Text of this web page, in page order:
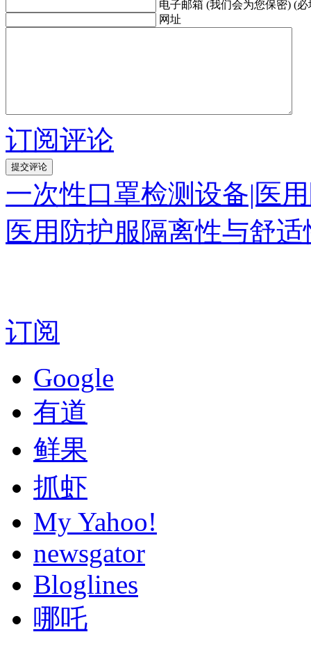
电子邮箱 (我们会为您保密) (必
网址
订阅评论
一次性口罩检测设备|医
医用防护服隔离性与舒适
订阅
Google
有道
鲜果
抓虾
My Yahoo!
newsgator
Bloglines
哪吒